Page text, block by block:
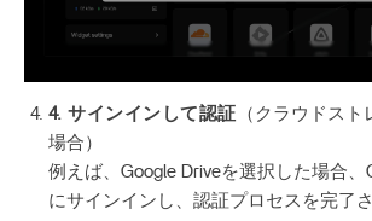
4. サインインして認証 （クラウドス
場合）
例えば、Google Driveを選択した場合、
にサインインし、認証プロセスを完了